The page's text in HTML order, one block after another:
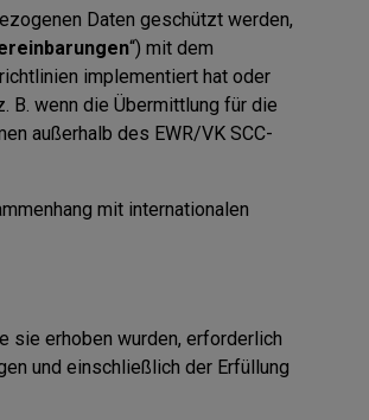
Daten geschützt werden,
“) mit dem
implementiert hat oder
B. wenn die Übermittlung für die
außerhalb des EWR/VK SCC-
mit internationalen
sie erhoben wurden, erforderlich
und einschließlich der Erfüllung